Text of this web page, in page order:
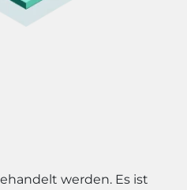
werden. Es ist